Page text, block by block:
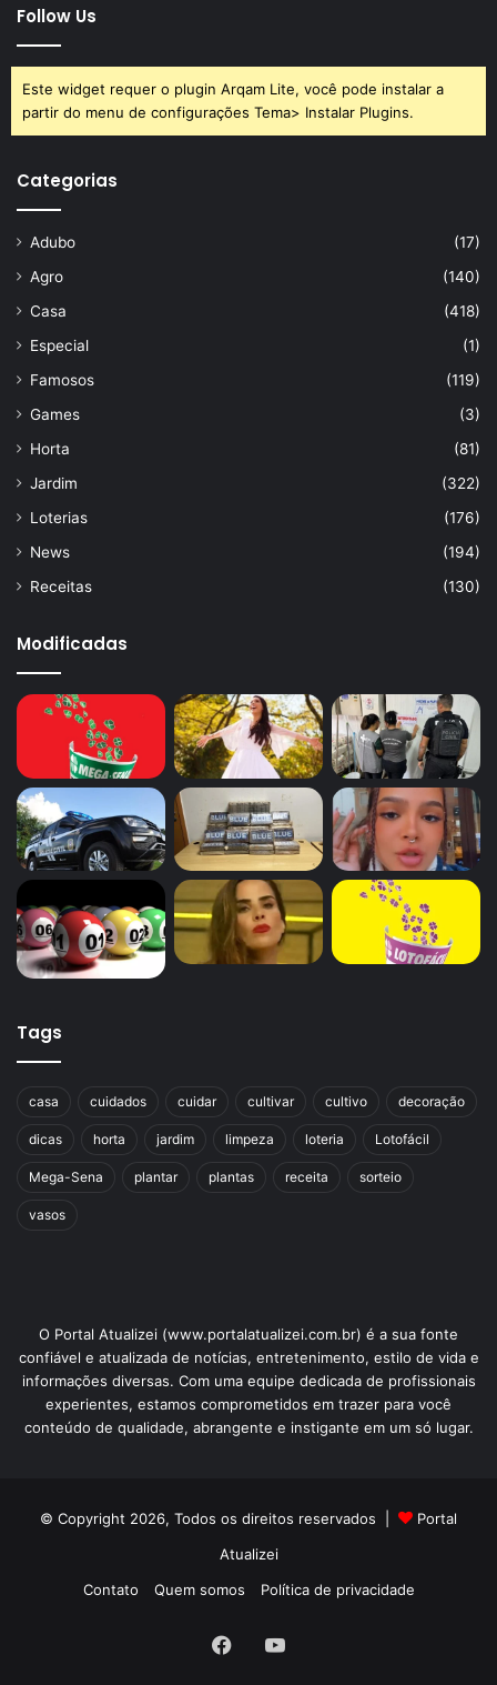
Follow Us
Este widget requer o plugin Arqam Lite, você pode instalar a
partir do menu de configurações Tema> Instalar Plugins.
Categorias
Adubo
(17)
Agro
(140)
Casa
(418)
Especial
(1)
Famosos
(119)
Games
(3)
Horta
(81)
Jardim
(322)
Loterias
(176)
News
(194)
Receitas
(130)
Modificadas
Tags
casa cuidados cuidar cultivar cultivo decoração
dicas horta jardim limpeza loteria Lotofácil
Mega-Sena plantar plantas receita sorteio
vasos
O Portal Atualizei (www.portalatualizei.com.br) é a sua fonte
confiável e atualizada de notícias, entretenimento, estilo de vida e
informações diversas. Com uma equipe dedicada de profissionais
experientes, estamos comprometidos em trazer para você
conteúdo de qualidade, abrangente e instigante em um só lugar.
© Copyright 2026, Todos os direitos reservados |
Portal
Atualizei
Contato
Quem somos Política de privacidade
FacebookYouTube